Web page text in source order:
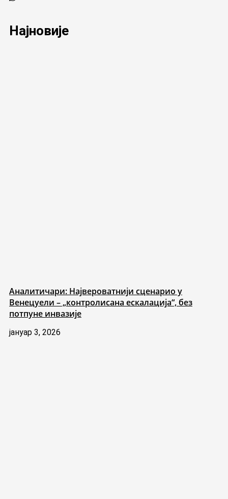
Најновије
Аналитичари: Највероватнији сценарио у
Венецуели – „контролисана ескалација“, без
потпуне инвазије
јануар 3, 2026